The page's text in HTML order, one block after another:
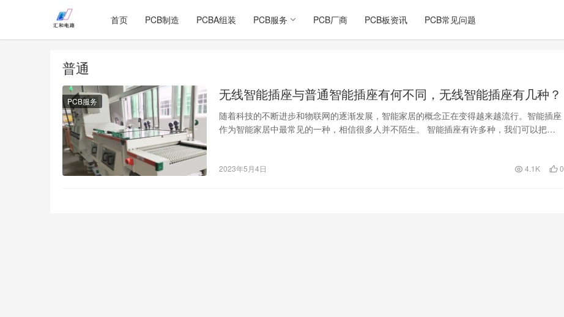
首页 PCB制造 PCBA组装 PCB服务 PCB厂商 PCB板资讯 PCB常见问题
普通
PCB服务 无线智能插座与普通智能插座有何不同，无线智能插座有几种？
随着科技的不断进步和物联网的逐渐发展，智能家居的概念正在变得越来越流行。智能插座
作为智能家居中最常见的一种，相信很多人并不陌生。 智能插座有许多种，我们可以把它
2023年5月4日 4.1K 0